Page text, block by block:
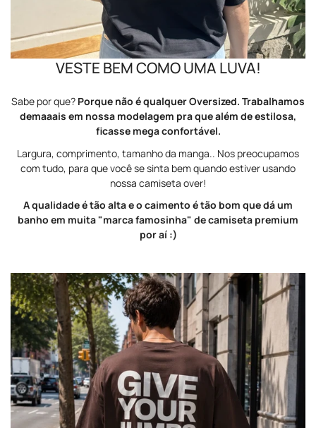
VESTE BEM COMO UMA LUVA!
Sabe por que? Porque não é qualquer Oversized. Trabalhamos
demaaais em nossa modelagem pra que além de estilosa,
ficasse mega confortável.
Largura, comprimento, tamanho da manga.. Nos preocupamos
com tudo, para que você se sinta bem quando estiver usando
nossa camiseta over!
A qualidade é tão alta e o caimento é tão bom que dá um
banho em muita "marca famosinha" de camiseta premium
por aí :)